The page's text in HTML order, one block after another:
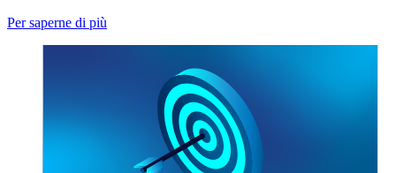
Per saperne di più